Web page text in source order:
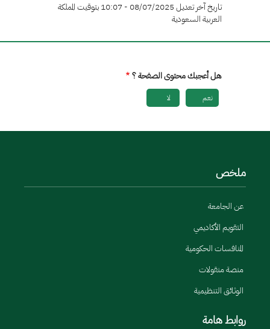
تاريخ آخر تعديل 08/07/2025 - 10:07 بتوقيت المملكة
العربية السعودية
هل أعجبك محتوى الصفحة ؟
نعم لا
ملخص
عن الجامعة
التقويم الأكاديمي
المنافسات الحكومية
منصة منقولات
الوثائق التنظيمية
روابط هامة